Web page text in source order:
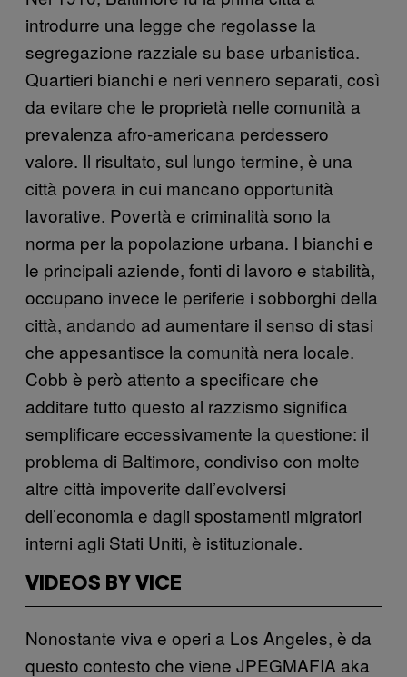
introdurre una legge che regolasse la
segregazione razziale su base urbanistica.
Quartieri bianchi e neri vennero separati, così
da evitare che le proprietà nelle comunità a
prevalenza afro-americana perdessero
valore. Il risultato, sul lungo termine, è una
città povera in cui mancano opportunità
lavorative. Povertà e criminalità sono la
norma per la popolazione urbana. I bianchi e
le principali aziende, fonti di lavoro e stabilità,
occupano invece le periferie i sobborghi della
città, andando ad aumentare il senso di stasi
che appesantisce la comunità nera locale.
Cobb è però attento a specificare che
additare tutto questo al razzismo significa
semplificare eccessivamente la questione: il
problema di Baltimore, condiviso con molte
altre città impoverite dall’evolversi
dell’economia e dagli spostamenti migratori
interni agli Stati Uniti, è istituzionale.
VIDEOS BY VICE
Nonostante viva e operi a Los Angeles, è da
questo contesto che viene JPEGMAFIA aka